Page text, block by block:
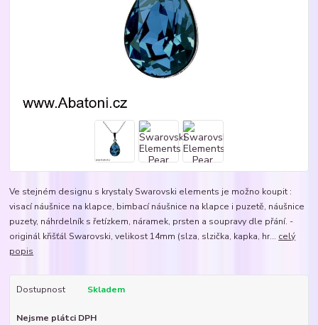
Ve stejném designu s krystaly Swarovski elements je možno koupit :
visací náušnice na klapce, bimbací náušnice na klapce i puzetě, náušnice
puzety, náhrdelník s řetízkem, náramek, prsten a soupravy dle přání. -
originál křišťál Swarovski, velikost 14mm (slza, slzička, kapka, hr... celý
popis
Dostupnost Skladem
Nejsme plátci DPH